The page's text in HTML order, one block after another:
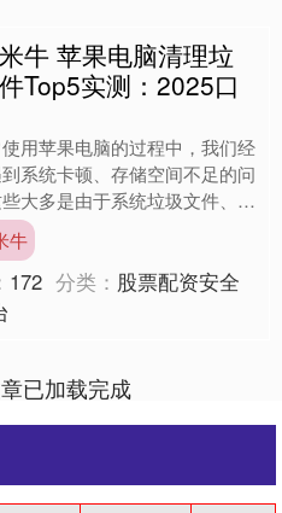
牛 苹果电脑清理垃
Top5实测：2025口
用苹果电脑的过程中，我们经
系统卡顿、存储空间不足的问
大多是由于系统垃圾文件、缓
及无用应用程序的残留造成
合适的苹果电脑清理....
牛
172 分类： 股票配资安全
已加载完成